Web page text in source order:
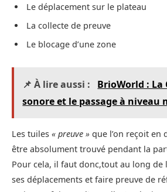
Le déplacement sur le plateau
La collecte de preuve
Le blocage d’une zone
📌 À lire aussi :
BrioWorld : La
sonore et le passage à niveau
Les tuiles « preuve » que l’on reçoit en
être absolument trouvé pendant la
Pour cela, il faut donc,tout au long
ses déplacements et faire preuve de